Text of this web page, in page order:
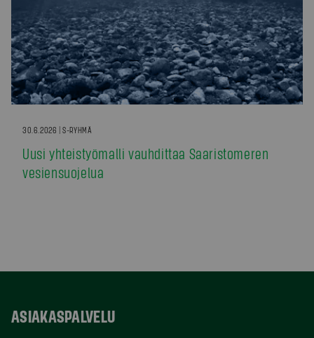
30.6.2026 | S-RYHMÄ
Uusi yhteistyömalli vauhdittaa Saaristomeren
vesiensuojelua
ASIAKASPALVELU